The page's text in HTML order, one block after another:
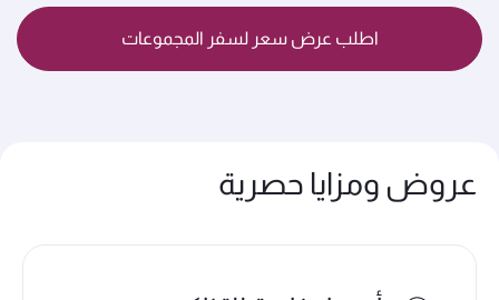
اطلب عرض سعر لسفر المجموعات
عروض ومزايا حصرية